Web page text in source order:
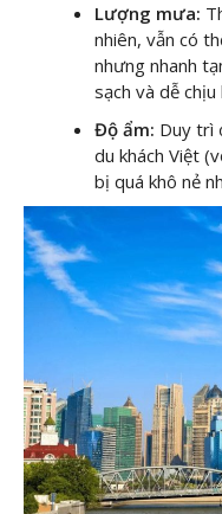
Lượng mưa:
nhiên, vẫn có
nhưng nhanh
sạch và dễ chịu
Độ ẩm: Duy trì
du khách Việt
bị quá khô nẻ